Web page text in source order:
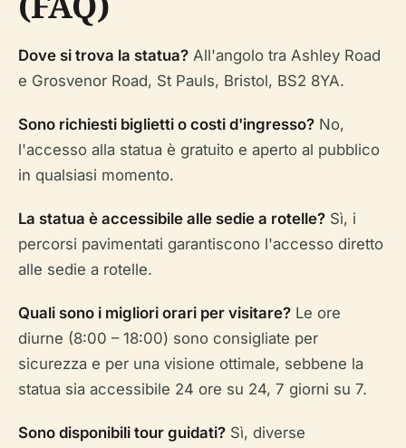
Dove si trova la statua? All'angolo tra Ashley Road
e Grosvenor Road, St Pauls, Bristol, BS2 8YA.
Sono richiesti biglietti o costi d'ingresso? No,
l'accesso alla statua è gratuito e aperto al pubblico
in qualsiasi momento.
La statua è accessibile alle sedie a rotelle? Sì, i
percorsi pavimentati garantiscono l'accesso diretto
alle sedie a rotelle.
Quali sono i migliori orari per visitare? Le ore
diurne (8:00 – 18:00) sono consigliate per
sicurezza e per una visione ottimale, sebbene la
statua sia accessibile 24 ore su 24, 7 giorni su 7.
Sono disponibili tour guidati? Sì, diverse